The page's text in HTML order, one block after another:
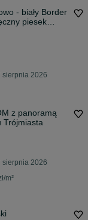
- biały Border
piesek
.
sierpnia 2026
z panoramą
Trójmiasta
sierpnia 2026
m²